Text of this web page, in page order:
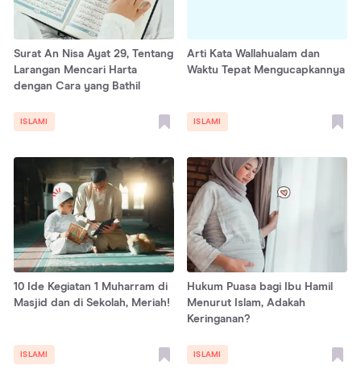
Surat An Nisa Ayat 29, Tentang
Larangan Mencari Harta
dengan Cara yang Bathil
ISLAMI
Arti Kata Wallahualam dan
Waktu Tepat Mengucapkannya
ISLAMI
10 Ide Kegiatan 1 Muharram di
Masjid dan di Sekolah, Meriah!
ISLAMI
Hukum Puasa bagi Ibu Hamil
Menurut Islam, Adakah
Keringanan?
ISLAMI